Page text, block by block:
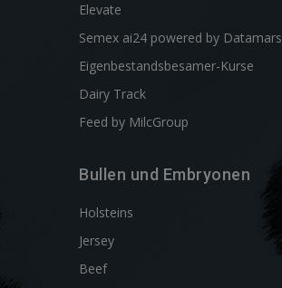
Elevate
Semex ai24 powered by Datamars
Eigenbestandsbesamer-Kurse
Dairy Track
Feed by MilcGroup
Bullen und Embryonen
Holsteins
Jersey
Beef